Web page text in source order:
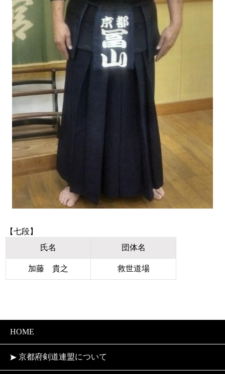
【七段】
氏名
団体名
加藤 貴之 救世道場
HOME
京都府剣道連盟について